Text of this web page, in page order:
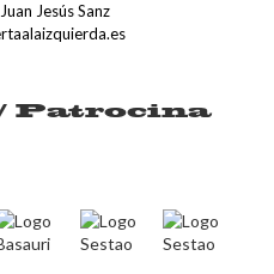
Jesús Sanz
Patrocina